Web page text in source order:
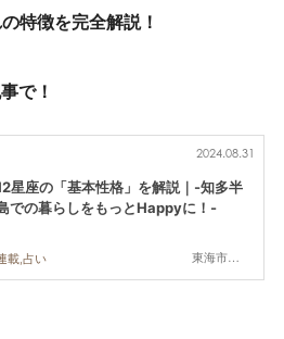
特徴を完全解説！
で！
東海市,大府市,知多市,東浦町,阿久比町,半田市,常滑市,武豊町,美浜町,南知多町
2024.08.31
星座の「基本性格」を解説｜-知多半
での暮らしをもっとHappyに！-
載,占い